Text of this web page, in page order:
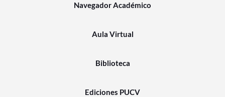
Navegador Académico
Aula Virtual
Biblioteca
Ediciones PUCV